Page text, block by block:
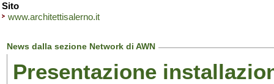
Sito
www.architettisalerno.it
News dalla sezione Network di AWN
Presentazione